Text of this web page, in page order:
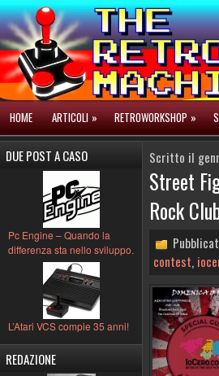
HOME ARTICOLI » RETROWORKSHOP »
DUE POST A CASO
Pc Engine – Quando la
differenza sta nello sviluppo.
L’Atari VCS compie 35 anni!
REDAZIONE
Scritto il
Street
Rock
contest,